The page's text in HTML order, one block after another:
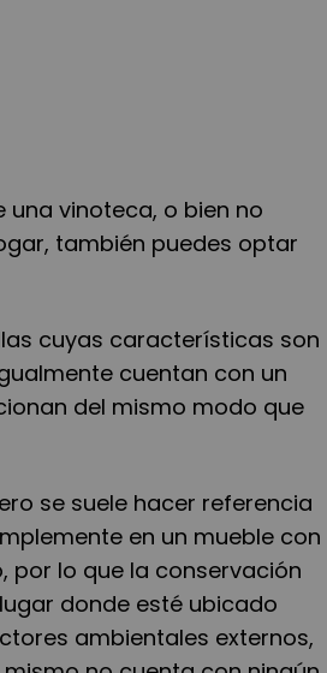
una vinoteca, o bien no
también puedes optar
cuyas características son
cuentan con un
del mismo modo que
se suele hacer referencia
en un mueble con
por lo que la conservación
donde esté ubicado
ambientales externos,